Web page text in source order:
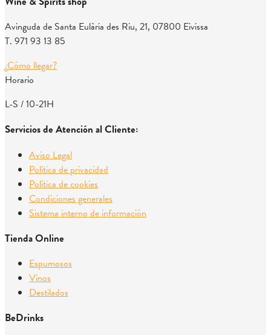
Avinguda de Santa Eulària des Riu, 21, 07800 Eivissa
T. 971 93 13 85
¿Cómo llegar?
Horario
L-S / 10-21H
Servicios de Atención al Cliente:
Aviso Legal
Política de privacidad
Política de cookies
Condiciones generales
Sistema interno de información
Tienda Online
Espumosos
Vinos
Destilados
BeDrinks